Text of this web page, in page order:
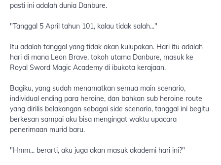
pasti ini adalah dunia Danbure.
"Tanggal 5 April tahun 101, kalau tidak salah..."
Itu adalah tanggal yang tidak akan kulupakan. Hari itu adalah
hari di mana Leon Brave, tokoh utama Danbure, masuk ke
Royal Sword Magic Academy di ibukota kerajaan.
Bagiku, yang sudah menamatkan semua main scenario,
individual ending para heroine, dan bahkan sub heroine route
yang dirilis belakangan sebagai side scenario, tanggal ini begitu
berkesan sampai aku bisa mengingat waktu upacara
penerimaan murid baru.
"Hmm... berarti, aku juga akan masuk akademi hari ini?"